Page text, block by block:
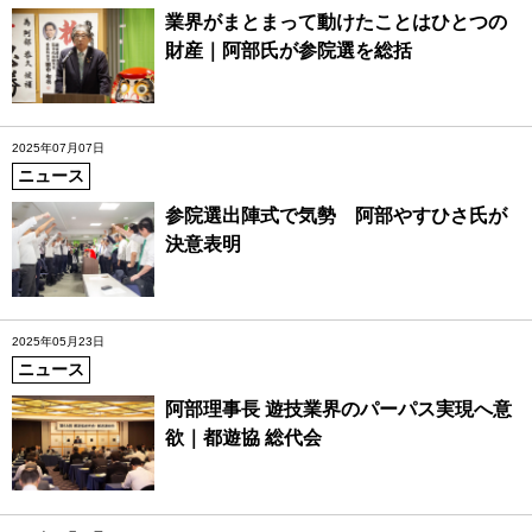
業界がまとまって動けたことはひとつの
財産｜阿部氏が参院選を総括
2025年07月07日
ニュース
参院選出陣式で気勢 阿部やすひさ氏が
決意表明
2025年05月23日
ニュース
阿部理事長 遊技業界のパーパス実現へ意
欲｜都遊協 総代会